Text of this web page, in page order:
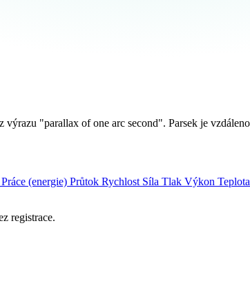
"parallax of one arc second". Parsek je
Práce (energie) Průtok Rychlost Síla Tlak Výkon Teplota
registrace.